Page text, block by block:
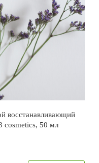
восстанавливающий
cosmetics, 50 мл